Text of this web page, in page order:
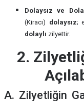
Dolaysız ve
(Kiracı) dolaysız;
dolaylı zilyettir.
2.
A. Zilyetliğin